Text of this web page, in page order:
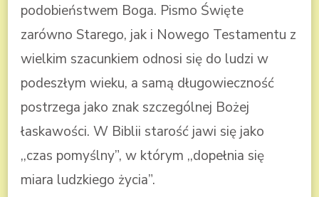
podobieństwem Boga. Pismo Święte
zarówno Starego, jak i Nowego Testamentu z
wielkim szacunkiem odnosi się do ludzi w
podeszłym wieku, a samą długowieczność
postrzega jako znak szczególnej Bożej
łaskawości. W Biblii starość jawi się jako
,,czas pomyślny”, w którym ,,dopełnia się
miara ludzkiego życia”.